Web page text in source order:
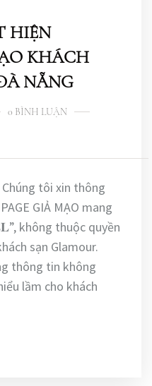
HIỆN
KHÁCH
NẴNG
0 BÌNH LUẬN
tôi xin thông
GIẢ MẠO mang
không thuộc quyền
sạn Glamour.
thông tin không
lầm cho khách